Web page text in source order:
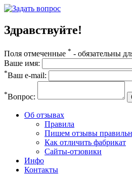
Здравствуйте!
Поля отмеченные * - обязательны
Ваше имя:
*Ваш e-mail:
*Вопрос:
Об отзывах
Правила
Пишем отзывы
Как отличить фабрикат
Сайты-отзовики
Инфо
Контакты